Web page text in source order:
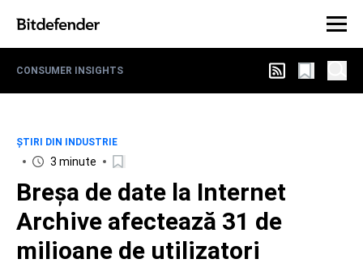
CONSUMER INSIGHTS
ȘTIRI DIN INDUSTRIE
3 minute
Breșa de date la Internet
Archive afectează 31 de
milioane de utilizatori